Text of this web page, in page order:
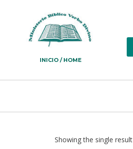
INICIO / HOME
Showing the single result